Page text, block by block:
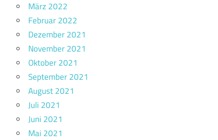
März 2022
Februar 2022
Dezember 2021
November 2021
Oktober 2021
September 2021
August 2021
Juli 2021
Juni 2021
Mai 2021